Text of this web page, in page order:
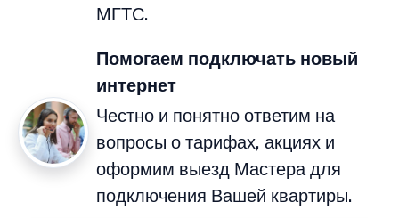
МГТС.
Помогаем подключать новый
интернет
Честно и понятно ответим на
вопросы о тарифах, акциях и
оформим выезд Мастера для
подключения Вашей квартиры.